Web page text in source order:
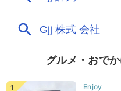
グルメ・おで